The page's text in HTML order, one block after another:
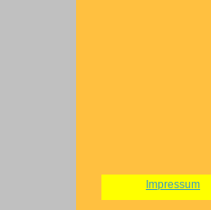
Impressum